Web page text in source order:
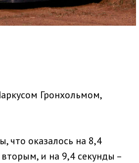
Гронхольмом,
что оказалось на 8,4
и на 9,4 секунды –